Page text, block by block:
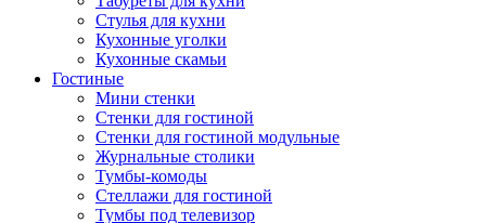
Стулья для кухни
Кухонные уголки
Кухонные скамьи
Гостиные
Мини стенки
Стенки для гостиной
Стенки для гостиной модульные
Журнальные столики
Тумбы-комоды
Стеллажи для гостиной
Тумбы под телевизор